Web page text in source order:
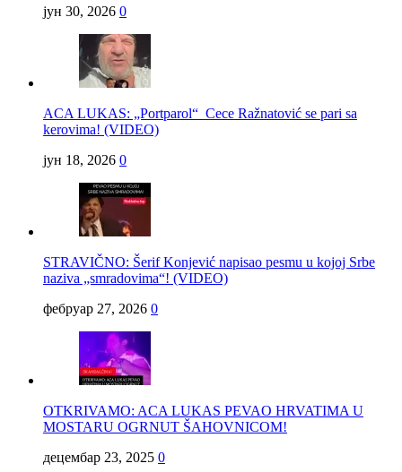
јун 30, 2026 0
ACA LUKAS: „Portparol“ Cece Ražnatović se pari sa
kerovima! (VIDEO)
јун 18, 2026 0
STRAVIČNO: Šerif Konjević napisao pesmu u kojoj Srbe
naziva „smradovima“! (VIDEO)
фебруар 27, 2026 0
OTKRIVAMO: ACA LUKAS PEVAO HRVATIMA U
MOSTARU OGRNUT ŠAHOVNICOM!
децембар 23, 2025 0